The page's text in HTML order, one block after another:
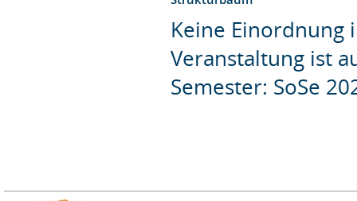
Keine Einordnung
Veranstaltung ist
Semester: SoSe